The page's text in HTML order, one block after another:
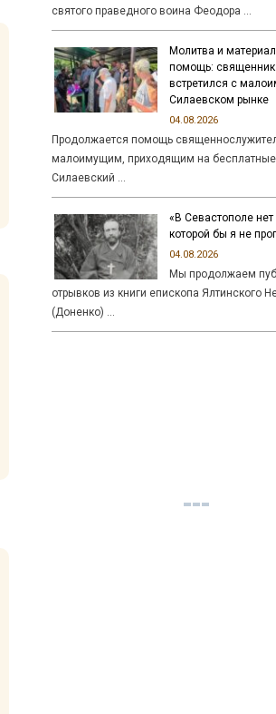
святого праведного воина Феодора …
Молитва и
помощь: священник
встретился с
Силаевском рынке
04.08.2026
Продолжается помощь
малоимущим, приходящим на
Силаевский …
«В Севастополе
которой бы я не
04.08.2026
Мы продолжаем
отрывков из книги епископа Ялтинского
(Доненко) …